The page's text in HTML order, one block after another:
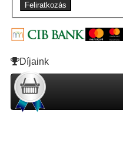
Feliratkozás
Díjaink